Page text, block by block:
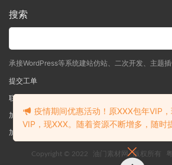
搜索
承接WordPress等系统建站仿站、二次开发、主题插
提交工单
联系客服
加入QQ一群（验证: mobantu）
加入QQ二群
Copyright © 2022 油门素材网 版权所有
疫情期间优惠活动！原XXX包年VIP
VIP，现XXX。随着资源不断增多，随时